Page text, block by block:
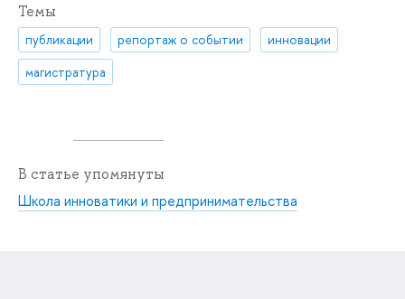
Темы
публикации репортаж о событии
инновации
магистратура
В статье упомянуты
Школа инноватики и предпринимательства